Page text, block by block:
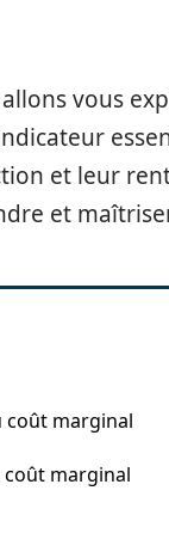
vous
et leur
et
marginal
marginal